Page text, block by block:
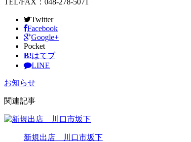
Twitter
Facebook
Google+
Pocket
B!はてブ
LINE
お知らせ
関連記事
新規出店 川口市坂下